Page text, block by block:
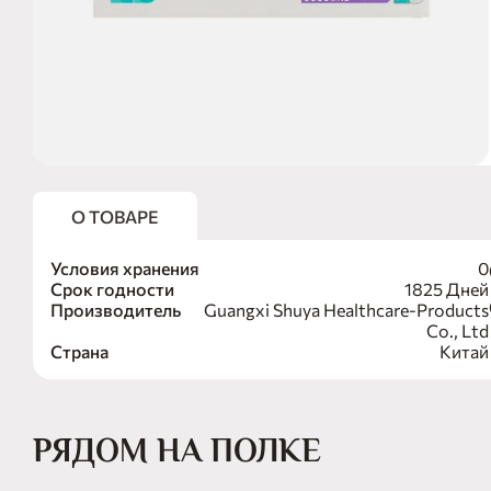
О ТОВАРЕ
Условия хранения
0
Срок годности
1825 Дней
Производитель
Guangxi Shuya Healthcare-Products
Co., Ltd
Страна
Китай
РЯДОМ НА ПОЛКЕ